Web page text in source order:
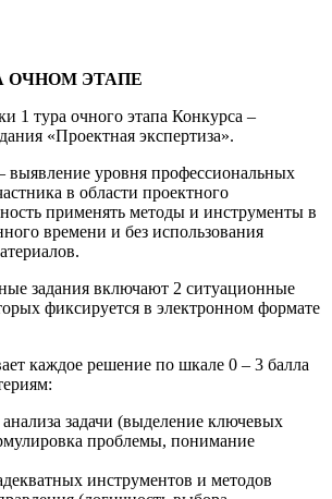
ОЧНОМ ЭТАПЕ
1 тура очного этапа Конкурса –
«Проектная экспертиза».
выявление уровня профессиональных
в области проектного
применять методы и инструменты в
времени и без использования
задания включают 2 ситуационные
фиксируется в электронном формате
каждое решение по шкале 0 – 3 балла
задачи (выделение ключевых
проблемы, понимание
инструментов и методов